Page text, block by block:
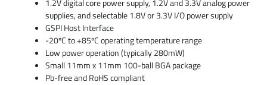
1.2V digital core power supply, 1.2V and 3.3V analog power
supplies, and selectable 1.8V or 3.3V I/O power supply
GSPI Host Interface
-20ºC to +85ºC operating temperature range
Low power operation (typically 280mW)
Small 11mm x 11mm 100-ball BGA package
Pb-free and RoHS compliant